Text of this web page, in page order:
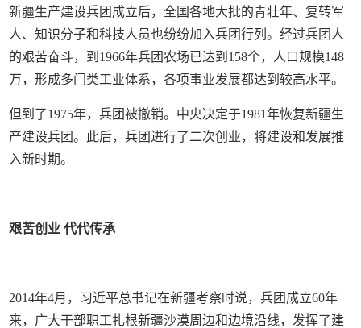
新疆生产建设兵团成立后，全国各地大批的青壮年、复转军
人、知识分子和科技人员也纷纷加入兵团行列。经过兵团人
的艰苦奋斗，到1966年兵团农场已达到158个，人口规模148
万，形成多门类工业体系，各项事业发展都达到较高水平。
但到了1975年，兵团被撤销。中央决定于1981年恢复新疆生
产建设兵团。此后，兵团进行了二次创业，将建设和发展推
入新时期。
艰苦创业 代代传承
2014年4月，习近平总书记在新疆考察时说，兵团成立60年
来，广大干部职工扎根新疆沙漠周边和边境沿线，发挥了建